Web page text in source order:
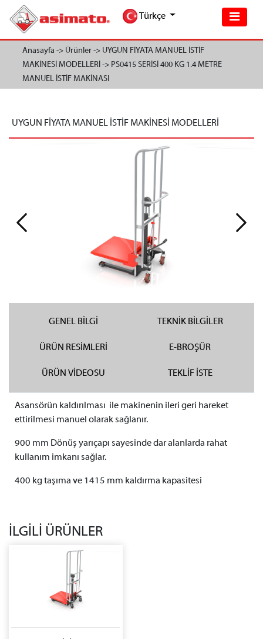
Türkçe
Anasayfa -> Ürünler -> UYGUN FİYATA MANUEL İSTİF
MAKİNESİ MODELLERİ -> PS0415 SERİSİ 400 KG 1.4 METRE
MANUEL İSTİF MAKİNASI
UYGUN FİYATA MANUEL İSTİF MAKİNESİ MODELLERİ
GENEL BİLGİ TEKNİK BİLGİLER
ÜRÜN RESİMLERİ E-BROŞÜR
ÜRÜN VİDEOSU TEKLİF İSTE
Asansörün kaldırılması ile makinenin ileri geri hareket
ettirilmesi manuel olarak sağlanır.
900 mm Dönüş yarıçapı sayesinde dar alanlarda rahat
kullanım imkanı sağlar.
400 kg taşıma ve 1415 mm kaldırma kapasitesi
İLGİLİ ÜRÜNLER